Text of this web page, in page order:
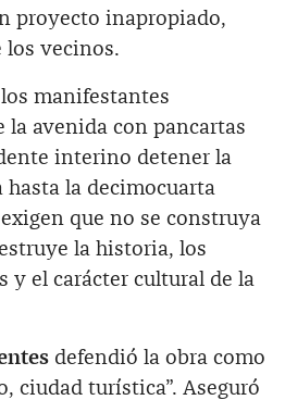
proyecto inapropiado,
los vecinos.
manifestantes
la avenida con pancartas
interino detener la
hasta la decimocuarta
que no se construya
la historia, los
y el carácter cultural de la
defendió la obra como
ciudad turística”. Aseguró